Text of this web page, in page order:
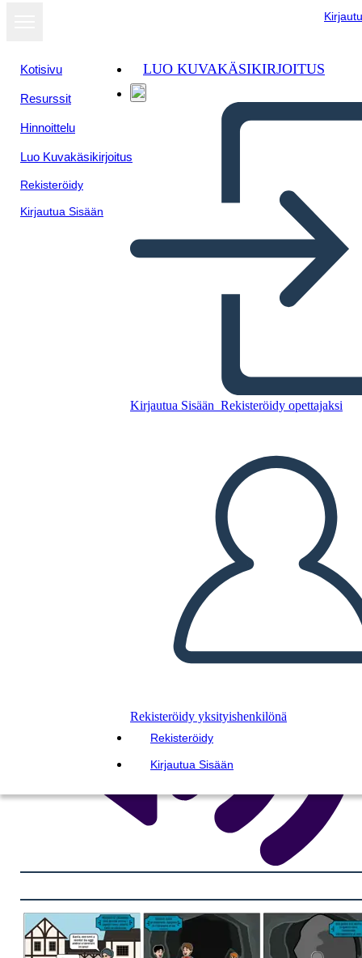
Kotisivu
Resurssit
Hinnoittelu
Luo Kuvakäsikirjoitus
Rekisteröidy
Kirjautua Sisään
LUO KUVAKÄSIKIRJOITUS
Kirjautua Sisään Rekisteröidy opettajaksi
Rekisteröidy yksityishenkilönä
Rekisteröidy
Kirjautua Sisään
rosso malpelo
LUO KUVAKÄSIKIRJOITUS
TOISTA DIAESITYS
LUE MINULLE
Näytä
diaesityksenä